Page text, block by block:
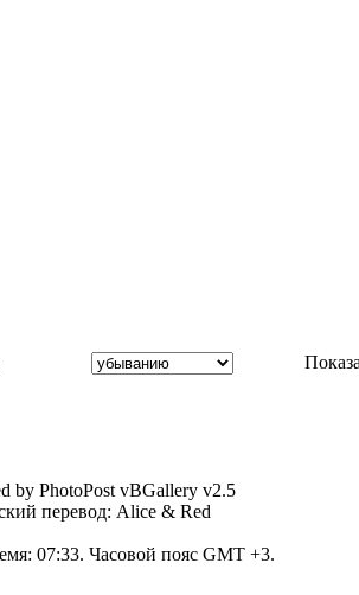
by PhotoPost vBGallery v2.5
перевод: Alice & Red
07:33. Часовой пояс GMT +3.